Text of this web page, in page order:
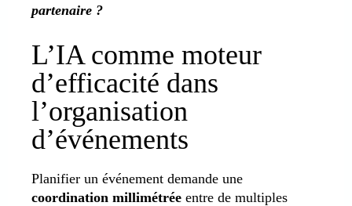
partenaire ?
L’IA comme moteur
d’efficacité dans
l’organisation
d’événements
Planifier un événement demande une
coordination millimétrée entre de multiples